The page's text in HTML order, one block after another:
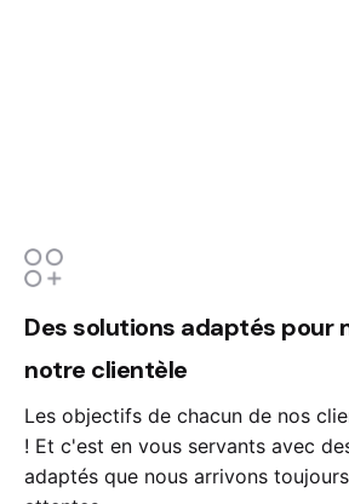
Des solutions adaptés pour
notre clientèle
Les objectifs de chacun de nos
! Et c'est en vous servants avec
adaptés que nous arrivons